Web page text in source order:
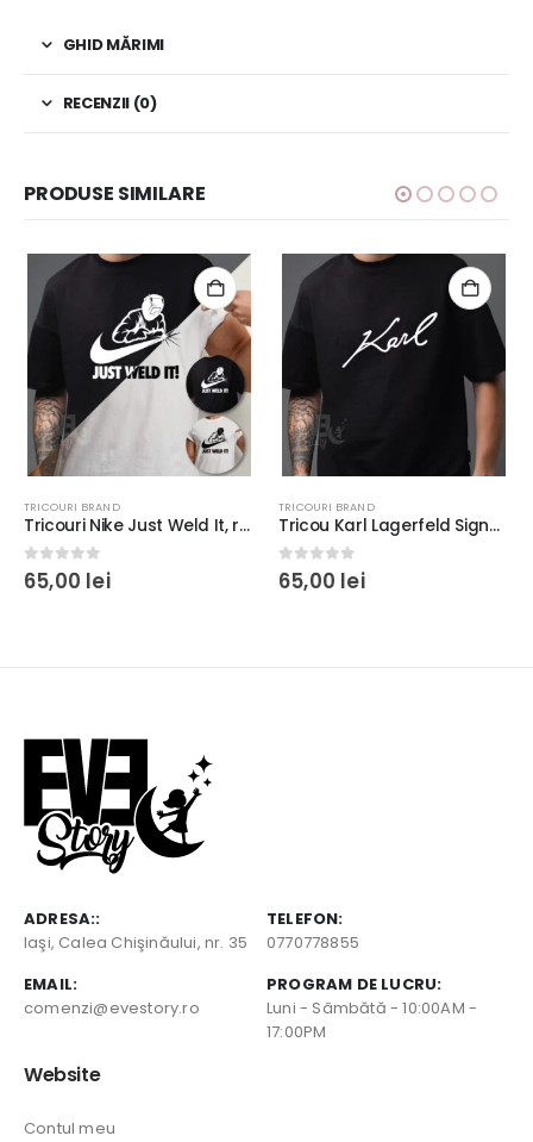
GHID MĂRIMI
RECENZII (0)
PRODUSE SIMILARE
TRICOURI BRAND
Tricouri Nike Just Weld It, rezistente la spălări, bumbac 100%, regular fit, culoare alb/negru #4
0 out of 5
65,00 lei
TRICOURI BRAND
Tricou Karl Lagerfeld Signature, rezistent la spălări, bumbac 100%, regular fit, culoare alb/negru
0 out of 5
65,00 lei
ADRESA::
Iaşi, Calea Chişinăului, nr. 35
TELEFON:
0770778855
EMAIL:
comenzi@evestory.ro
PROGRAM DE LUCRU:
Luni - Sâmbătă - 10:00AM -
17:00PM
Website
Contul meu